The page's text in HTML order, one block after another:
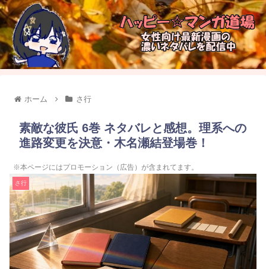
ホーム さ行
素敵な彼氏 6巻 ネタバレと感想。理系への
進路変更を決意・木名瀬結登場巻！
※本ページにはプロモーション（広告）が含まれてます。
さ行